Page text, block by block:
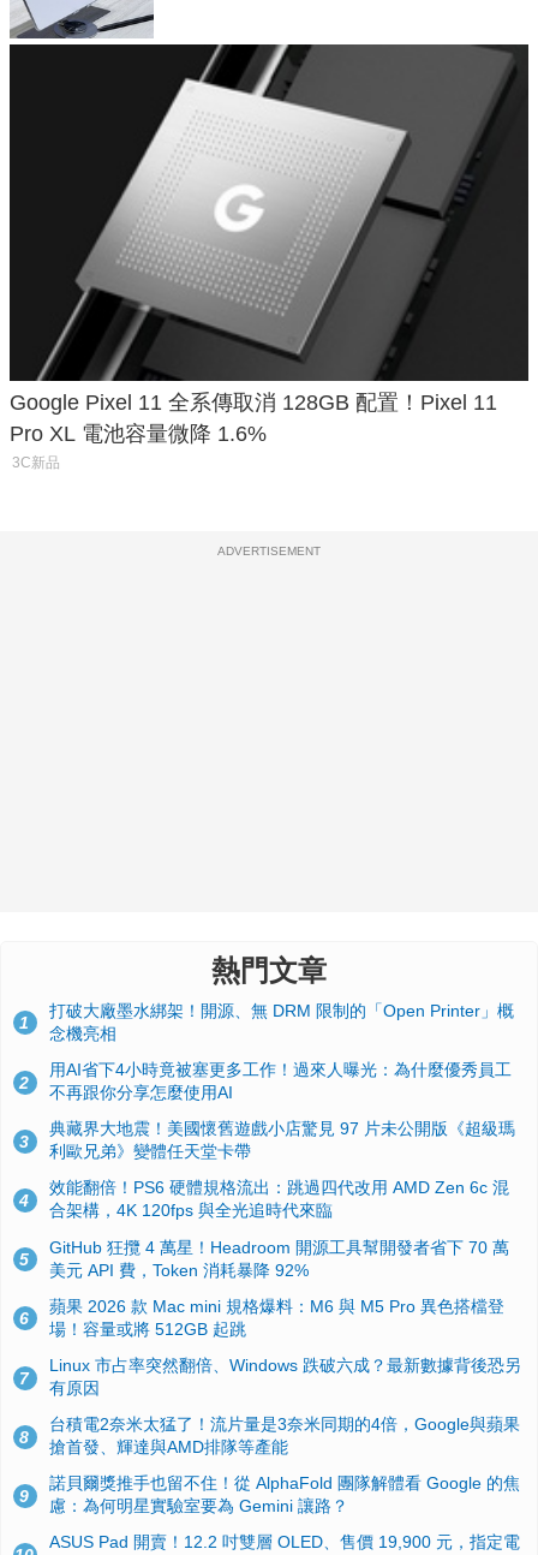
Google Pixel 11 全系傳取消 128GB 配置！Pixel 11
Pro XL 電池容量微降 1.6%
3C新品
ADVERTISEMENT
熱門文章
1
打破大廠墨水綁架！開源、無 DRM 限制的「Open Printer」概
念機亮相
2
用AI省下4小時竟被塞更多工作！過來人曝光：為什麼優秀員工
不再跟你分享怎麼使用AI
3
典藏界大地震！美國懷舊遊戲小店驚見 97 片未公開版《超級瑪
利歐兄弟》變體任天堂卡帶
4
效能翻倍！PS6 硬體規格流出：跳過四代改用 AMD Zen 6c 混
合架構，4K 120fps 與全光追時代來臨
5
GitHub 狂攬 4 萬星！Headroom 開源工具幫開發者省下 70 萬
美元 API 費，Token 消耗暴降 92%
6
蘋果 2026 款 Mac mini 規格爆料：M6 與 M5 Pro 異色搭檔登
場！容量或將 512GB 起跳
7
Linux 市占率突然翻倍、Windows 跌破六成？最新數據背後恐另
有原因
8
台積電2奈米太猛了！流片量是3奈米同期的4倍，Google與蘋果
搶首發、輝達與AMD排隊等產能
9
諾貝爾獎推手也留不住！從 AlphaFold 團隊解體看 Google 的焦
慮：為何明星實驗室要為 Gemini 讓路？
ASUS Pad 開賣！12.2 吋雙層 OLED、售價 19,900 元，指定電